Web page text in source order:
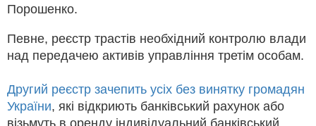
Порошенко.
Певне, реєстр трастів необхідний контролю влади
над передачею активів управління третім особам.
Другий реєстр зачепить усіх без винятку громадян
України, які відкриють банківський рахунок або
візьмуть в оренду індивідуальний банківський